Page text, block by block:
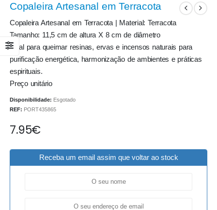
Copaleira Artesanal em Terracota
Copaleira Artesanal em Terracota | Material: Terracota
Tamanho: 11,5 cm de altura X 8 cm de diâmetro
Ideal para queimar resinas, ervas e incensos naturais para
purificação energética, harmonização de ambientes e práticas
espirituais.
Preço unitário
Disponibilidade: Esgotado
REF: PORT435865
7.95€
Receba um email assim que voltar ao stock